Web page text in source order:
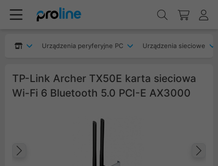
Urządzenia peryferyjne PC Urządzenia sieciowe
TP-Link Archer TX50E karta sieciowa
Wi-Fi 6 Bluetooth 5.0 PCI-E AX3000